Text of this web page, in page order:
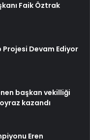
Faik Öztrak
Projesi Devam Ediyor
başkan vekilliği
kazandı
Eren